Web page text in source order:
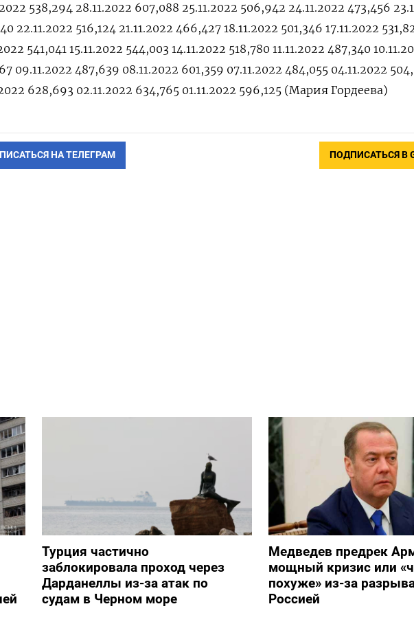
538,294 28.11.2022 607,088 25.11.2022 506,942 24.11.2022 473,456
22.11.2022 516,124 21.11.2022 466,427 18.11.2022 501,346 17.11.2022
541,041 15.11.2022 544,003 14.11.2022 518,780 11.11.2022 487,340
09.11.2022 487,639 08.11.2022 601,359 07.11.2022 484,055 04.11.2022
628,693 02.11.2022 634,765 01.11.2022 596,125 (Мария Гордеева)
НА ТЕЛЕГРАМ ПОДПИСАТЬСЯ В
Турция частично
заблокировала проход через
Дарданеллы из-за атак по
судам в Черном море
Медведев предрек
мощный кризис или
похуже» из-за
Россией